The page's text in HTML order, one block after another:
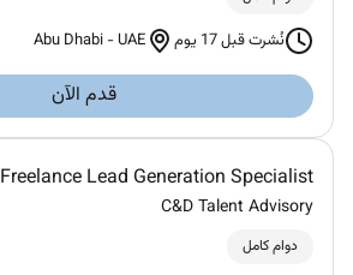
نُشرت قبل 17 يوم Abu Dhabi -UAE
قدم الآن
Freelance Lead Generation Specialist
C&D Talent Advisory
دوام كامل